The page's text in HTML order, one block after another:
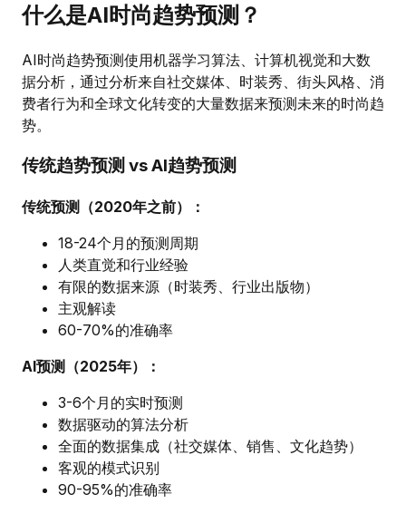
什么是AI时尚趋势预测？
AI时尚趋势预测使用机器学习算法、计算机视觉和大数
据分析，通过分析来自社交媒体、时装秀、街头风格、消
费者行为和全球文化转变的大量数据来预测未来的时尚趋
势。
传统趋势预测 vs AI趋势预测
传统预测（2020年之前）：
18-24个月的预测周期
人类直觉和行业经验
有限的数据来源（时装秀、行业出版物）
主观解读
60-70%的准确率
AI预测（2025年）：
3-6个月的实时预测
数据驱动的算法分析
全面的数据集成（社交媒体、销售、文化趋势）
客观的模式识别
90-95%的准确率